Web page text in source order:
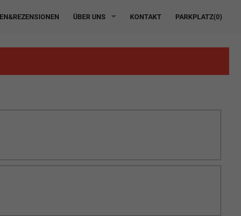
ÜBER UNS KONTAKT PARKPLATZ(0)